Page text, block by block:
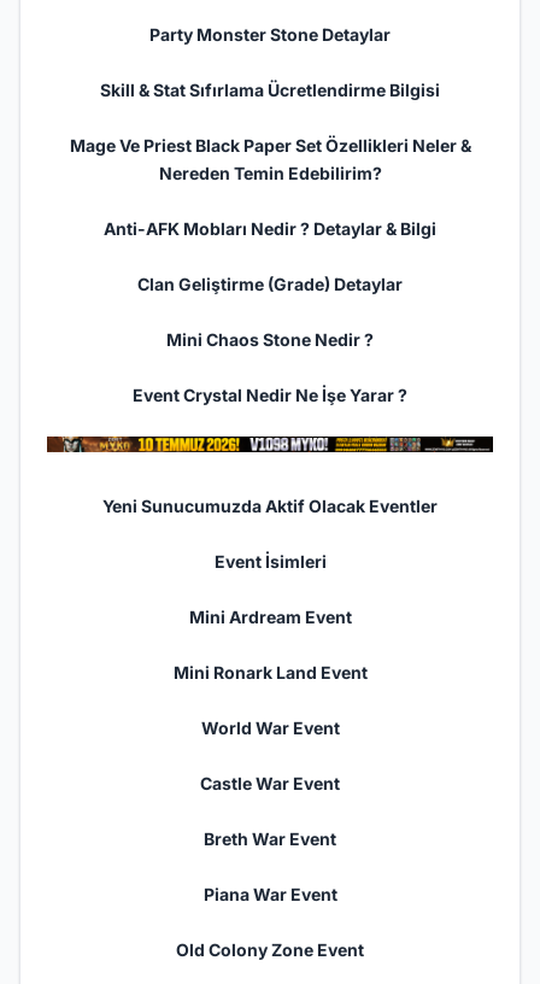
Party Monster Stone Detaylar
Skill & Stat Sıfırlama Ücretlendirme Bilgisi
Mage Ve Priest Black Paper Set Özellikleri Neler &
Nereden Temin Edebilirim?
Anti-AFK Mobları Nedir ? Detaylar & Bilgi
Clan Geliştirme (Grade) Detaylar
Mini Chaos Stone Nedir ?
Event Crystal Nedir Ne İşe Yarar ?
Yeni Sunucumuzda Aktif Olacak Eventler
Event İsimleri
Mini Ardream Event
Mini Ronark Land Event
World War Event
Castle War Event
Breth War Event
Piana War Event
Old Colony Zone Event